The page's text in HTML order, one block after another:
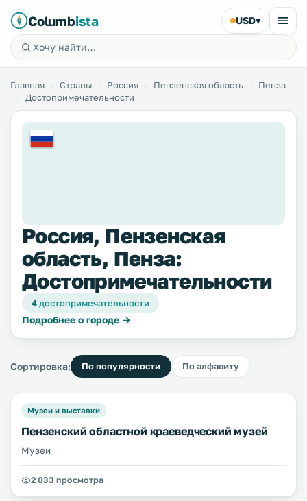
Columbista USD▾
Главная Страны Россия Пензенская область
Пенза
Достопримечательности
Россия, Пензенская
область, Пенза:
Достопримечательности
4достопримечательности
Подробнее о городе →
Сортировка: По популярности По алфавиту
Музеи и выставки
Пензенский областной краеведческий музей
Музеи
2 033 просмотра